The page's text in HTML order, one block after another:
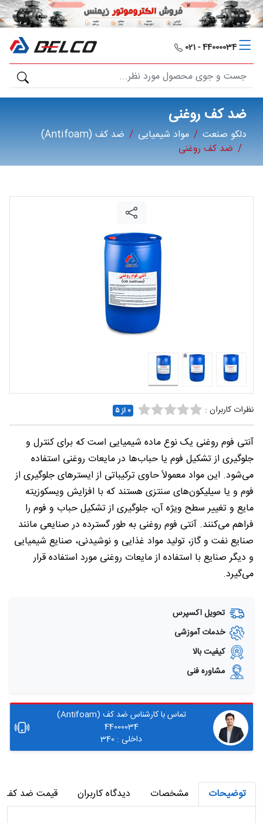
دلکو
صنعت
محصولات
مصارف
صنعتی
مقالات
درباره
ما
44000034 - 021
ضد کف روغنی
دلکو صنعت مواد شیمیایی
ضد کف (Antifoam)
ضد کف روغنی
نظرات کاربران : 0 از ۵
آنتی فوم روغنی یک نوع ماده شیمیایی است که برای کنترل و
جلوگیری از تشکیل فوم یا حباب‌ها در مایعات روغنی استفاده
می‌شود. این مواد معمولاً حاوی ترکیباتی از ایسترهای جلوگیری از
فوم و یا سیلیکون‌های سنتزی هستند که با افزایش ویسکوزیته
مایع و تغییر سطح ویژه آن، جلوگیری از تشکیل حباب و فوم را
فراهم می‌کنند. آنتی فوم روغنی به طور گسترده در صنایعی مانند
صنایع نفت و گاز، تولید مواد غذایی و نوشیدنی، صنایع شیمیایی
و دیگر صنایع با استفاده از مایعات روغنی مورد استفاده قرار
می‌گیرد.
تحویل اکسپرس
خدمات آموزشی
کیفیت بالا
مشاوره فنی
تماس با کارشناس ضد کف (Antifoam)
44000034
داخلی : 340
توضیحات مشخصات دیدگاه کاربران قیمت ضد کف